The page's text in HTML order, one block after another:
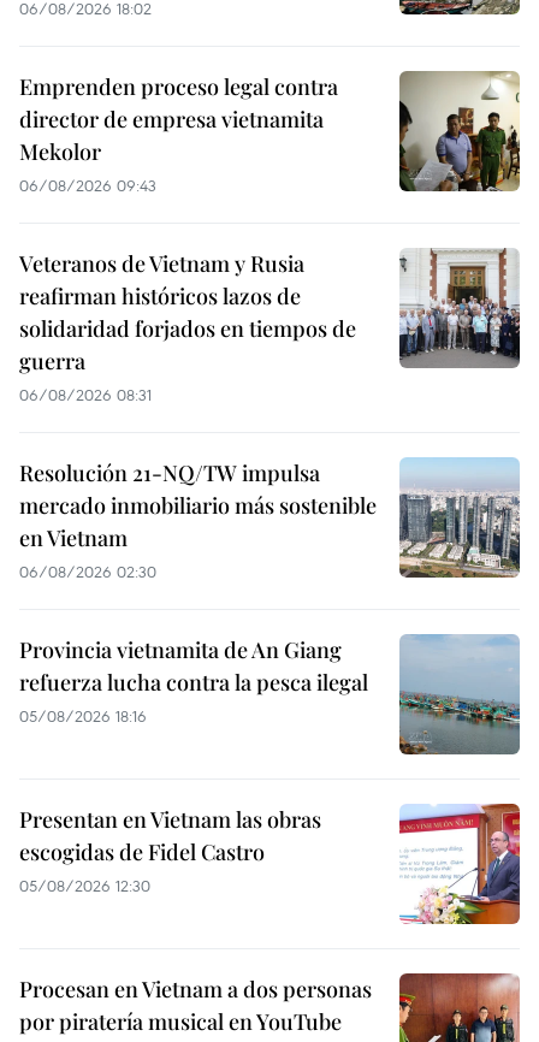
06/08/2026 18:02
Emprenden proceso legal contra
director de empresa vietnamita
Mekolor
06/08/2026 09:43
Veteranos de Vietnam y Rusia
reafirman históricos lazos de
solidaridad forjados en tiempos de
guerra
06/08/2026 08:31
Resolución 21-NQ/TW impulsa
mercado inmobiliario más sostenible
en Vietnam
06/08/2026 02:30
Provincia vietnamita de An Giang
refuerza lucha contra la pesca ilegal
05/08/2026 18:16
Presentan en Vietnam las obras
escogidas de Fidel Castro
05/08/2026 12:30
Procesan en Vietnam a dos personas
por piratería musical en YouTube